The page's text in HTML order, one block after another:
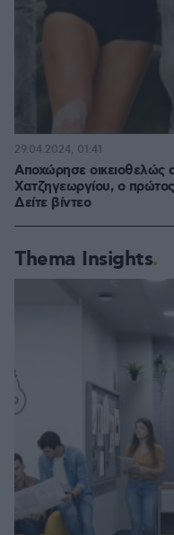
Αποχώρησε
Χατζηγεωργίου, ο
Δείτε βίντεο
29.04.2024, 01:41
Thema Insights